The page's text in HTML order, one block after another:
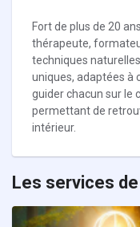
Fort de plus de 20
thérapeute,
techniques
uniques, adaptées à
guider chacun sur le
permettant de
intérieur.
Les services